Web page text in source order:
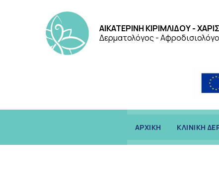
ΑΙΚΑΤΕΡΙΝΗ ΚΙΡΙΜΛΙΔΟΥ -
Δερματολόγος -
ΑΡΧΙΚΗ ΚΛΙΝΙΚΗ